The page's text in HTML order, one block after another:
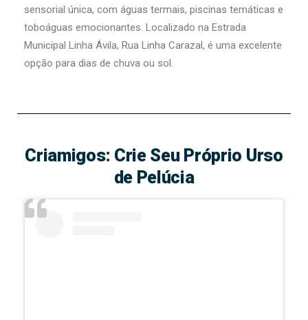
sensorial única, com águas termais, piscinas temáticas e
toboáguas emocionantes. Localizado na Estrada
Municipal Linha Ávila, Rua Linha Carazal, é uma excelente
opção para dias de chuva ou sol.
Criamigos: Crie Seu Próprio Urso
de Pelúcia